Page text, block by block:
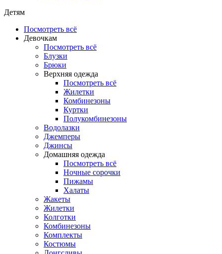
Детям
Посмотреть всё
Девочкам
Посмотреть всё
Блузки
Брюки
Верхняя одежда
Посмотреть всё
Жилетки
Комбинезоны
Куртки
Полукомбинезоны
Водолазки
Джемперы
Джинсы
Домашняя одежда
Посмотреть всё
Ночные сорочки
Пижамы
Халаты
Жакеты
Жилетки
Колготки
Комбинезоны
Комплекты
Костюмы